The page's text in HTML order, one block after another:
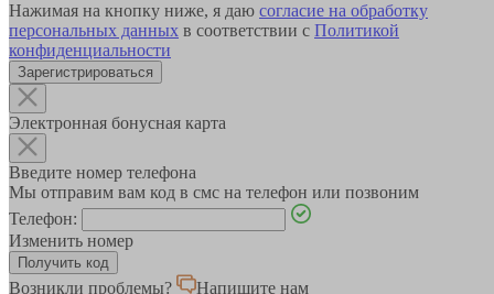
Нажимая на кнопку ниже, я даю согласие на обработку
персональных данных в соответствии с Политикой
конфиденциальности
Зарегистрироваться
Электронная бонусная карта
Введите номер телефона
Мы отправим вам код в смс на телефон или позвоним
Телефон:
Изменить номер
Возникли проблемы? Напишите нам